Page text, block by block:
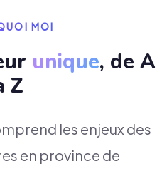
MOI
unique, de A
Z
les enjeux des
en province de